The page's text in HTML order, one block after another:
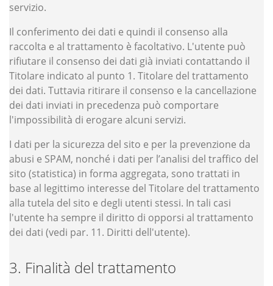
servizio.
Il conferimento dei dati e quindi il consenso alla
raccolta e al trattamento è facoltativo. L'utente può
rifiutare il consenso dei dati già inviati contattando il
Titolare indicato al punto 1. Titolare del trattamento
dei dati. Tuttavia ritirare il consenso e la cancellazione
dei dati inviati in precedenza può comportare
l'impossibilità di erogare alcuni servizi.
I dati per la sicurezza del sito e per la prevenzione da
abusi e SPAM, nonché i dati per l’analisi del traffico del
sito (statistica) in forma aggregata, sono trattati in
base al legittimo interesse del Titolare del trattamento
alla tutela del sito e degli utenti stessi. In tali casi
l'utente ha sempre il diritto di opporsi al trattamento
dei dati (vedi par. 11. Diritti dell'utente).
Finalità del trattamento